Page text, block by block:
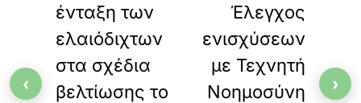
ένταξη των
ελαιόδιχτων
στα σχέδια
βελτίωσης το
Έλεγχος
ενισχύσεων
με Τεχνητή
Νοημοσύνη
‹ ›